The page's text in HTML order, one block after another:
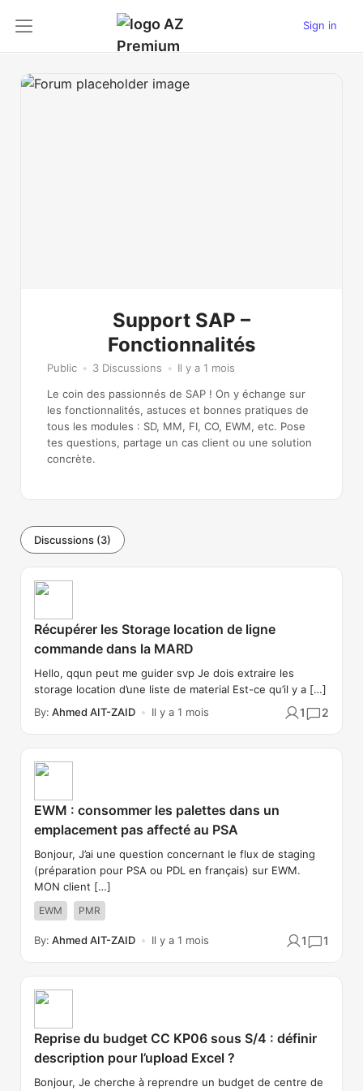
Sign in
Support SAP –
Fonctionnalités
Public 3 Discussions
Il y a 1 mois
Le coin des passionnés de SAP ! On y échange sur
les fonctionnalités, astuces et bonnes pratiques de
tous les modules : SD, MM, FI, CO, EWM, etc. Pose
tes questions, partage un cas client ou une solution
concrète.
Discussions (3)
Récupérer les Storage location de ligne
commande dans la MARD
Hello, qqun peut me guider svp Je dois extraire les
storage location d’une liste de material Est-ce qu’il y a […]
By: Ahmed AIT-ZAID Il y a 1 mois 1 2
EWM : consommer les palettes dans un
emplacement pas affecté au PSA
Bonjour, J’ai une question concernant le flux de staging
(préparation pour PSA ou PDL en français) sur EWM.
MON client […]
EWM PMR
By: Ahmed AIT-ZAID Il y a 1 mois 1 1
Reprise du budget CC KP06 sous S/4 : définir
description pour l’upload Excel ?
Bonjour, Je cherche à reprendre un budget de centre de